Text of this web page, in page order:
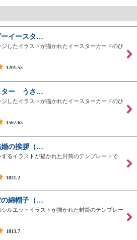
イースタ…
したイラストが描かれたイースターカードのひ
1201.55
ター うさ…
したイラストが描かれたイースターカードのひ
1567.65
の挨拶（…
るイラストが描かれた封筒のテンプレートで
1831.2
綿帽子（…
ルエットイラストが描かれた封筒のテンプレー
1813.7